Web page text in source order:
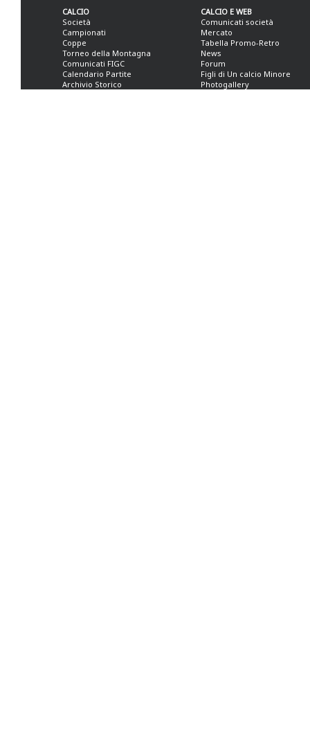
CALCIO
Società
Campionati
Coppe
Torneo della Montagna
Comunicati FIGC
Calendario Partite
Archivio Storico
CALCIO E WEB
Comunicati società
Mercato
Tabella Promo-Retro
News
Forum
Figli di Un calcio Minore
Photogallery